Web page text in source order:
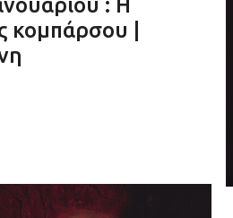
: Η
κομπάρσου |